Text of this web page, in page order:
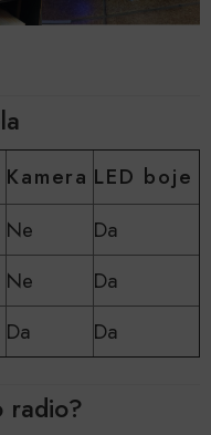
Kamera LED boje
Ne
Da
Ne
Da
Da Da
radio?